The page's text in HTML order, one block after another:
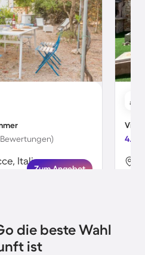
Bewertungen)
Italien
Zum Angebot
ab
Villa
4.9
die beste Wahl
ist